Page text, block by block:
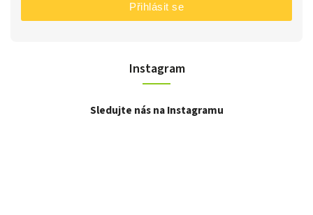
Instagram
Sledujte nás na Instagramu
Přihlásit se